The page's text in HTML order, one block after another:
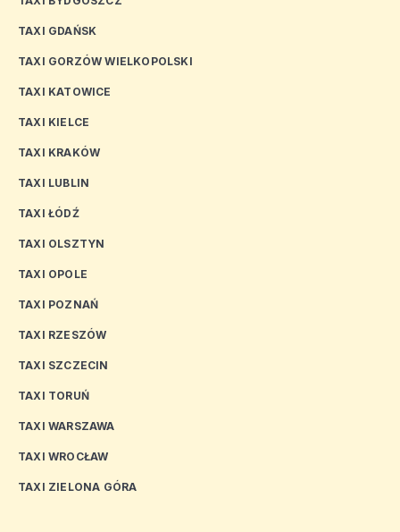
TAXI GDAŃSK
TAXI GORZÓW WIELKOPOLSKI
TAXI KATOWICE
TAXI KIELCE
TAXI KRAKÓW
TAXI LUBLIN
TAXI ŁÓDŹ
TAXI OLSZTYN
TAXI OPOLE
TAXI POZNAŃ
TAXI RZESZÓW
TAXI SZCZECIN
TAXI TORUŃ
TAXI WARSZAWA
TAXI WROCŁAW
TAXI ZIELONA GÓRA